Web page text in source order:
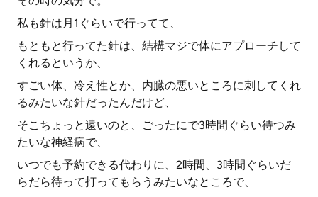
私も針は月1ぐらいで行ってて、
もともと行ってた針は、結構マジで体にアプローチして
くれるというか、
すごい体、冷え性とか、内臓の悪いところに刺してくれ
るみたいな針だったんだけど、
そこちょっと遠いのと、ごったにで3時間ぐらい待つみ
たいな神経病で、
いつでも予約できる代わりに、2時間、3時間ぐらいだ
らだら待って打ってもらうみたいなところで、